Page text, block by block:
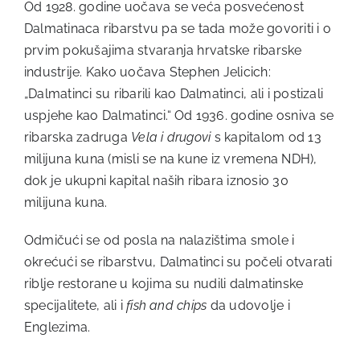
Od 1928. godine uočava se veća posvećenost
Dalmatinaca ribarstvu pa se tada može govoriti i o
prvim pokušajima stvaranja hrvatske ribarske
industrije. Kako uočava Stephen Jelicich:
„Dalmatinci su ribarili kao Dalmatinci, ali i postizali
uspjehe kao Dalmatinci.“ Od 1936. godine osniva se
ribarska zadruga Vela i drugovis kapitalom od 13
milijuna kuna (misli se na kune iz vremena NDH),
dok je ukupni kapital naših ribara iznosio 30
milijuna kuna.
Odmičući se od posla na nalazištima smole i
okrećući se ribarstvu, Dalmatinci su počeli otvarati
riblje restorane u kojima su nudili dalmatinske
specijalitete, ali i fish and chips da udovolje i
Englezima.